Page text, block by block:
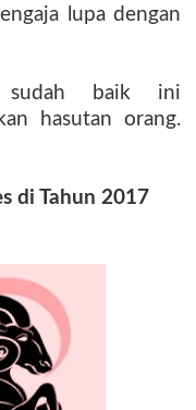
lupa dengan
sudah baik ini
hasutan orang.
di Tahun 2017